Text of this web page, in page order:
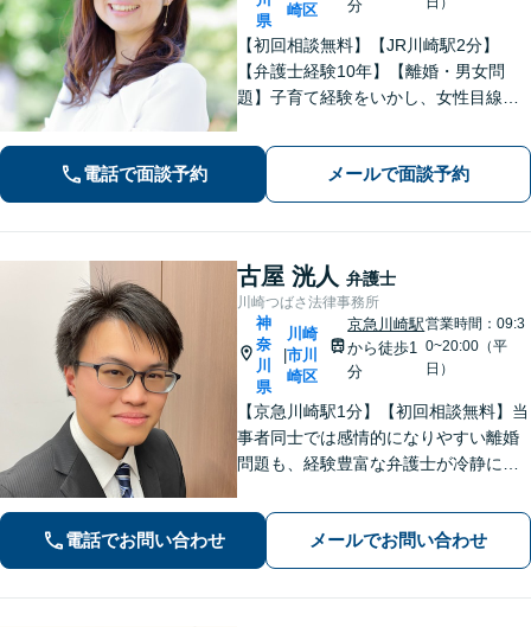
県
崎区
分
【初回相談無料】【JR川崎駅2分】
【弁護士経験10年】【離婚・男女問
題】子育て経験をいかし、女性目線で
ブルの防止に注力しています。遺言書
作成、家族信託、成年後見人などご相
談ください。【土日祝対応可】
電話で面談予約 メールで面談予約
古屋 洸人 弁護士
川崎つばさ法律事務所
神
奈
川
県
|
川崎
市川
崎区
京急川崎駅
から徒歩1
分
営業時間：09:3
0~20:00（平
日）
【京急川崎駅1分】【初回相談無料】当
事者同士では感情的になりやすい離婚
問題も、経験豊富な弁護士が冷静に解
族」に発展する前に、ぜひ私にご相談
ください。ご家族の状況を整理し、最
適な解決策を一緒に見出しましょう。
電話でお問い合わせ メールでお問い合わせ